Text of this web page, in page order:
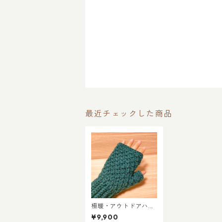
最近チェックした商品
極暖・アウトドアハン
ドウォーマー／エメラ
¥9,900